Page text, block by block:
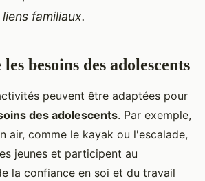
familiaux.
besoins des adolescents
peuvent être adaptées pour
des adolescents. Par exemple,
air, comme le kayak ou l'escalade,
jeunes et participent au
la confiance en soi et du travail